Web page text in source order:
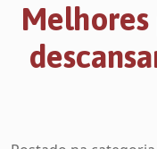
Melhores